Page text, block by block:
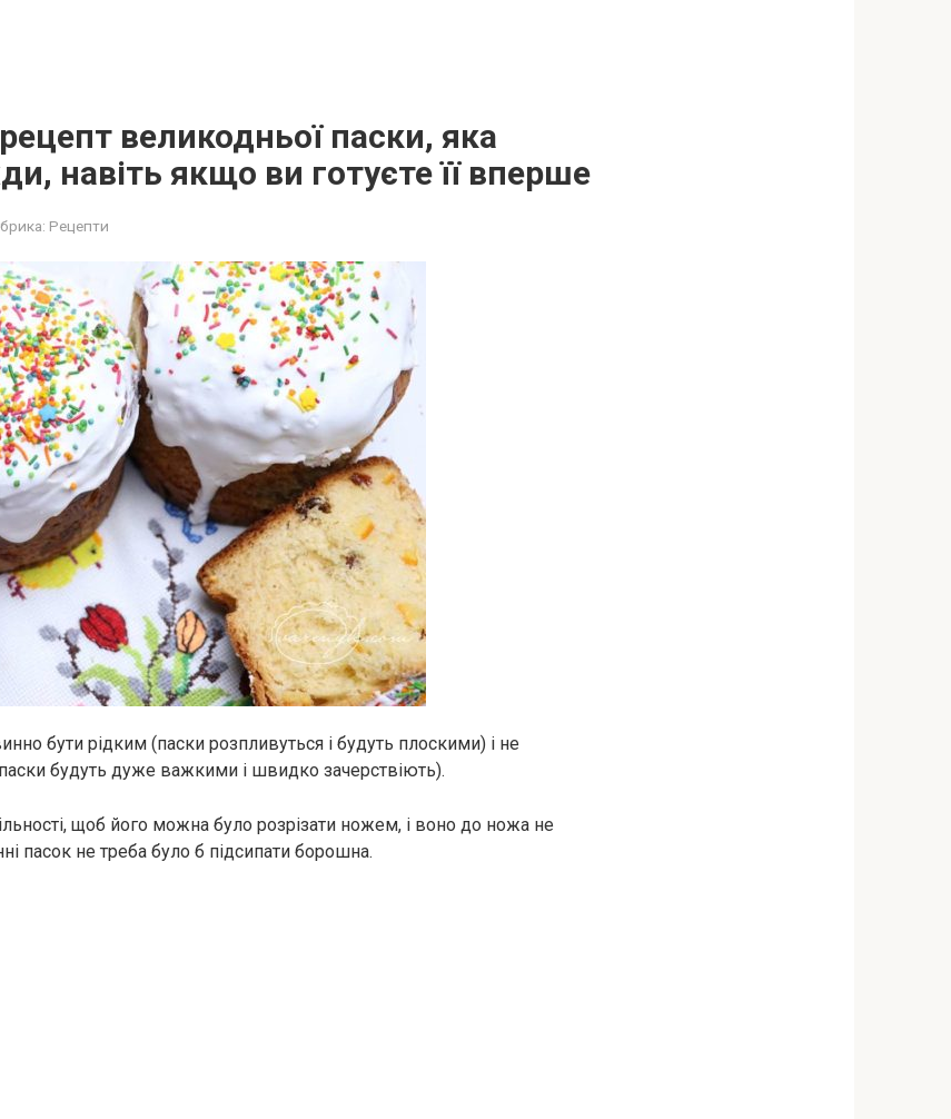
великодньої паски, яка
навіть якщо ви готуєте її вперше
Рецепти
бути рідким (паски розпливуться і будуть плоскими) і не
будуть дуже важкими і швидко зачерствіють).
щоб його можна було розрізати ножем, і воно до ножа не
пасок не треба було б підсипати борошна.